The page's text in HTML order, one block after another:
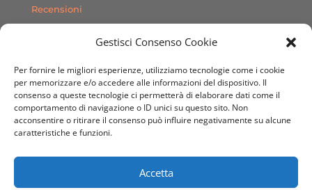
Gestisci Consenso Cookie
Per fornire le migliori esperienze, utilizziamo tecnologie come i cookie
per memorizzare e/o accedere alle informazioni del dispositivo. Il
consenso a queste tecnologie ci permetterà di elaborare dati come il
comportamento di navigazione o ID unici su questo sito. Non
acconsentire o ritirare il consenso può influire negativamente su alcune
caratteristiche e funzioni.
Accetta
Recensioni
Contatti
SEGUICI SUI SOCIAL